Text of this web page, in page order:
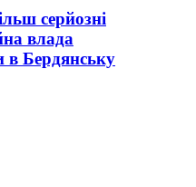
серйозні
влада
в Бердянську